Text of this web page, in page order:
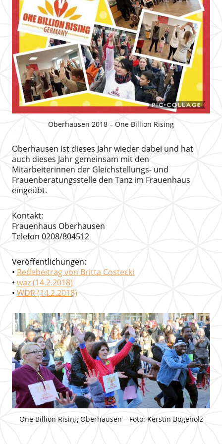
Oberhausen 2018 – One Billion Rising
Oberhausen ist dieses Jahr wieder dabei und hat
auch dieses Jahr gemeinsam mit den
Mitarbeiterinnen der Gleichstellungs- und
Frauenberatungsstelle den Tanz im Frauenhaus
eingeübt.
Kontakt:
Frauenhaus Oberhausen
Telefon 0208/804512
Veröffentlichungen:
• Redebeitrag von Britta Costecki
• waz (14.2.2018)
• WDR (14.2.2018)
One Billion Rising Oberhausen – Foto: Kerstin Bögeholz